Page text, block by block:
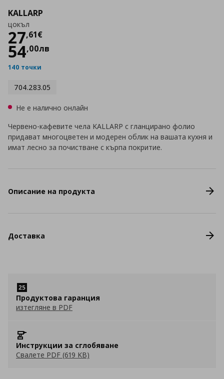
KALLARP
цокъл
27,61€
Цена
54,00лв
140 точки
704.283.05
Не е налично онлайн
Червено-кафевите чела KALLARP с гланцирано фолио
придават многоцветен и модерен облик на вашата кухня и
имат лесно за почистване с кърпа покритие.
Описание на продукта
Доставка
Продуктова гаранция
изтегляне в PDF
Инструкции за сглобяване
Свалете PDF (619 KB)